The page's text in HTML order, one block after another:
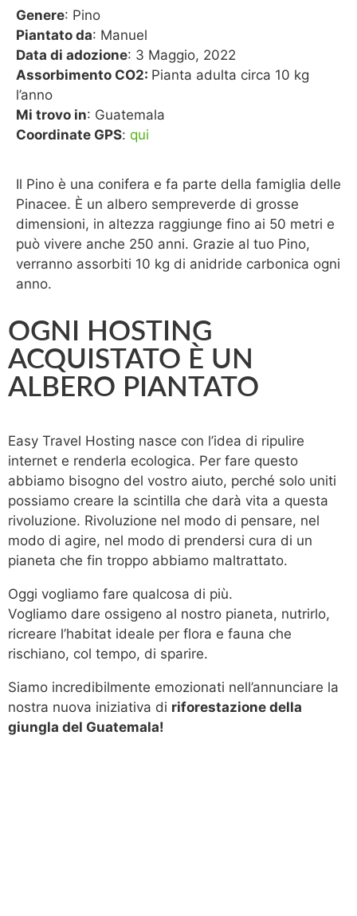
Genere: Pino
Piantato da: Manuel
Data di adozione: 3 Maggio, 2022
Assorbimento CO2: Pianta adulta circa 10 kg
l’anno
Mi trovo in: Guatemala
Coordinate GPS: qui
Il Pino è una conifera e fa parte della famiglia delle
Pinacee. È un albero sempreverde di grosse
dimensioni, in altezza raggiunge fino ai 50 metri e
può vivere anche 250 anni. Grazie al tuo Pino,
verranno assorbiti 10 kg di anidride carbonica ogni
anno.
OGNI HOSTING
ACQUISTATO È UN
ALBERO PIANTATO
Easy Travel Hosting nasce con l’idea di ripulire
internet e renderla ecologica. Per fare questo
abbiamo bisogno del vostro aiuto, perché solo uniti
possiamo creare la scintilla che darà vita a questa
rivoluzione. Rivoluzione nel modo di pensare, nel
modo di agire, nel modo di prendersi cura di un
pianeta che fin troppo abbiamo maltrattato.
Oggi vogliamo fare qualcosa di più.
Vogliamo dare ossigeno al nostro pianeta, nutrirlo,
ricreare l’habitat ideale per flora e fauna che
rischiano, col tempo, di sparire.
Siamo incredibilmente emozionati nell’annunciare la
nostra nuova iniziativa di riforestazione della
giungla del Guatemala!